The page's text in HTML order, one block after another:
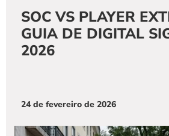
SOC VS PLAYER
GUIA DE DIGITAL
2026
24 de fevereiro de 2026